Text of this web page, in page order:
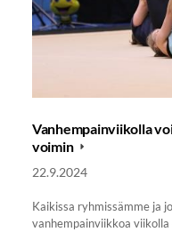
Vanhempainviikolla
voimin
22.9.2024
Kaikissa ryhmissämme ja
vanhempainviikkoa